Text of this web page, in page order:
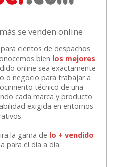
se venden online
cientos de despachos
bien los mejores
online sea exactamente
o negocio para trabajar a
técnico de una
cada marca y producto
exigida en entornos
la gama de lo + vendido
para el día a día.